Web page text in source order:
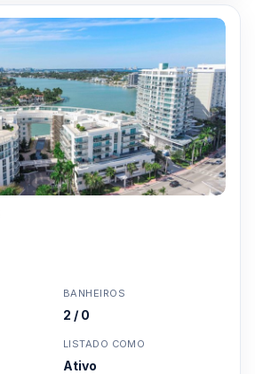
BANHEIROS
2 / 0
LISTADO COMO
Ativo